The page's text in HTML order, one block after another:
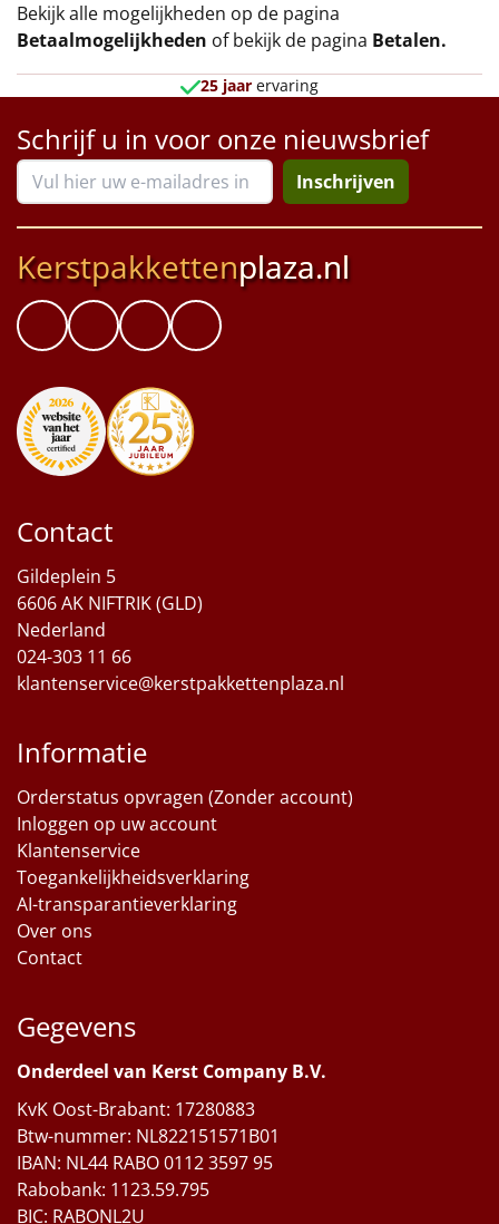
Bekijk alle mogelijkheden op de pagina
Betaalmogelijkheden of bekijk de pagina Betalen.
25 jaar ervaring
Schrijf u in voor onze nieuwsbrief
Inschrijven
Kerstpakkettenplaza.nl
Contact
Gildeplein 5
6606 AK NIFTRIK (GLD)
Nederland
024-303 11 66
klantenservice@kerstpakkettenplaza.nl
Informatie
Orderstatus opvragen (Zonder account)
Inloggen op uw account
Klantenservice
Toegankelijkheidsverklaring
AI-transparantieverklaring
Over ons
Contact
Gegevens
Onderdeel van Kerst Company B.V.
KvK Oost-Brabant: 17280883
Btw-nummer: NL822151571B01
IBAN: NL44 RABO 0112 3597 95
Rabobank: 1123.59.795
BIC: RABONL2U